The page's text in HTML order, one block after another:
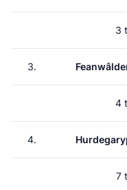
3
3.
4
4.
7